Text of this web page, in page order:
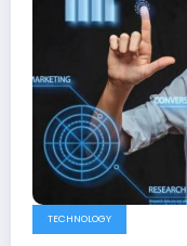
TECHNOLOGY